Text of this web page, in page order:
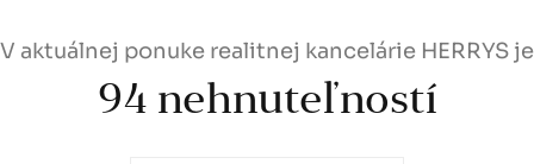
V aktuálnej ponuke realitnej kancelárie HERRYS je
94 nehnuteľností